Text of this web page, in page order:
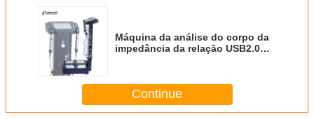
Máquina da análise do corpo da
impedância da relação USB2.0
Continue